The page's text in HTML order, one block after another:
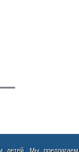
детей. Мы предлагаем